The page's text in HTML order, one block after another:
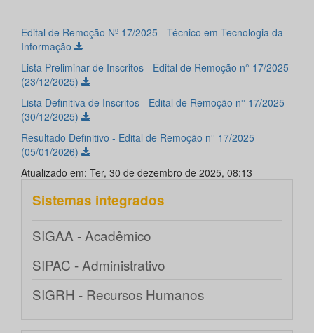
Edital de Remoção Nº 17/2025 - Técnico em Tecnologia da
Informação
Lista Preliminar de Inscritos - Edital de Remoção n° 17/2025
(23/12/2025)
Lista Definitiva de Inscritos - Edital de Remoção n° 17/2025
(30/12/2025)
Resultado Definitivo - Edital de Remoção n° 17/2025
(05/01/2026)
Atualizado em: Ter, 30 de dezembro de 2025, 08:13
Sistemas integrados
SIGAA - Acadêmico
SIPAC - Administrativo
SIGRH - Recursos Humanos